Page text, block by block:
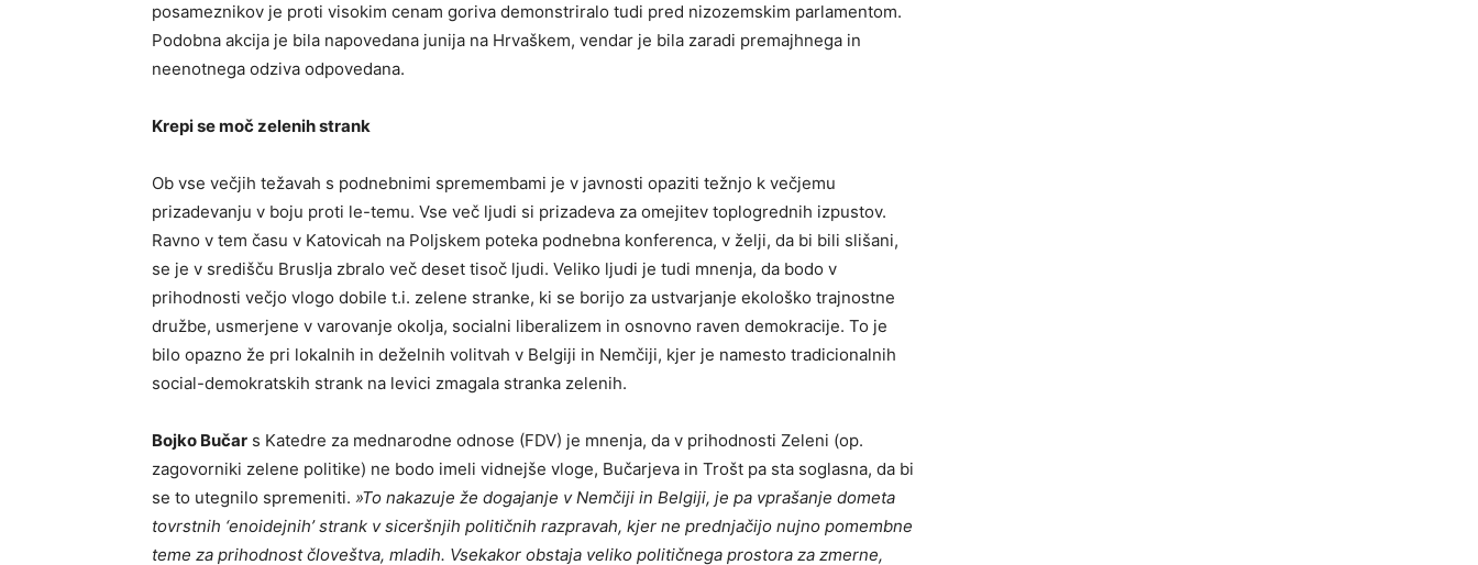
posameznikov je proti visokim cenam goriva demonstriralo tudi pred nizozemskim parlamentom.
Podobna akcija je bila napovedana junija na Hrvaškem, vendar je bila zaradi premajhnega in
neenotnega odziva odpovedana.
Krepi se moč zelenih strank
Ob vse večjih težavah s podnebnimi spremembami je v javnosti opaziti težnjo k večjemu
prizadevanju v boju proti le-temu. Vse več ljudi si prizadeva za omejitev toplogrednih izpustov.
Ravno v tem času v Katovicah na Poljskem poteka podnebna konferenca, v želji, da bi bili slišani,
se je v središču Bruslja zbralo več deset tisoč ljudi. Veliko ljudi je tudi mnenja, da bodo v
prihodnosti večjo vlogo dobile t.i. zelene stranke, ki se borijo za ustvarjanje ekološko trajnostne
družbe, usmerjene v varovanje okolja, socialni liberalizem in osnovno raven demokracije. To je
bilo opazno že pri lokalnih in deželnih volitvah v Belgiji in Nemčiji, kjer je namesto tradicionalnih
social-demokratskih strank na levici zmagala stranka zelenih.
Bojko Bučar s Katedre za mednarodne odnose (FDV) je mnenja, da v prihodnosti Zeleni (op.
zagovorniki zelene politike) ne bodo imeli vidnejše vloge, Bučarjeva in Trošt pa sta soglasna, da bi
se to utegnilo spremeniti. »To nakazuje že dogajanje v Nemčiji in Belgiji, je pa vprašanje dometa
tovrstnih ‘enoidejnih’ strank v siceršnjih političnih razpravah, kjer ne prednjačijo nujno pomembne
teme za prihodnost človeštva, mladih. Vsekakor obstaja veliko političnega prostora za zmerne,